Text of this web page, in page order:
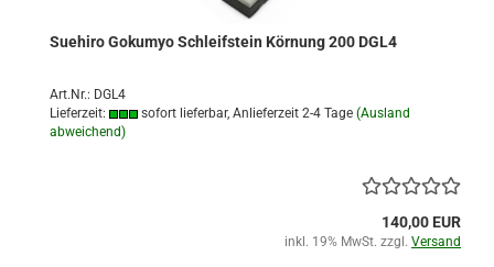
Suehiro Gokumyo Schleifstein Körnung 200 DGL4
Art.Nr.: DGL4
Lieferzeit:
sofort lieferbar, Anlieferzeit 2-4 Tage (Ausland
abweichend)
140,00 EUR
inkl. 19% MwSt. zzgl. Versand